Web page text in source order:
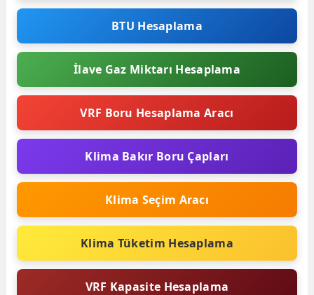
BTU Hesaplama
İlave Gaz Miktarı Hesaplama
VRF Boru Hesaplama Aracı
Klima Bakır Boru Çapları
Klima Seçim Aracı
Klima Tüketim Hesaplama
VRF Kapasite Hesaplama